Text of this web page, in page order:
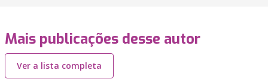
Mais publicações desse autor
Ver a lista completa